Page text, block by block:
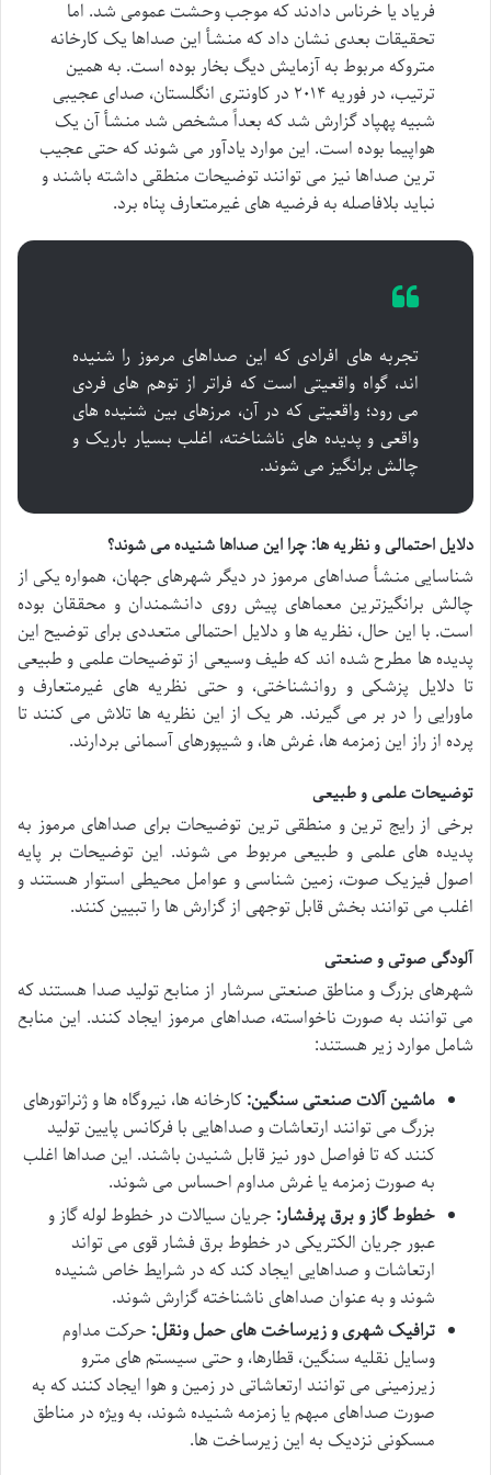
فریاد یا خرناس دادند که موجب وحشت عمومی شد. اما
تحقیقات بعدی نشان داد که منشأ این صداها یک کارخانه
متروکه مربوط به آزمایش دیگ بخار بوده است. به همین
ترتیب، در فوریه ۲۰۱۴ در کاونتری انگلستان، صدای عجیبی
شبیه پهپاد گزارش شد که بعداً مشخص شد منشأ آن یک
هواپیما بوده است. این موارد یادآور می شوند که حتی عجیب
ترین صداها نیز می توانند توضیحات منطقی داشته باشند و
نباید بلافاصله به فرضیه های غیرمتعارف پناه برد.
تجربه های افرادی که این صداهای مرموز را شنیده
اند، گواه واقعیتی است که فراتر از توهم های فردی
می رود؛ واقعیتی که در آن، مرزهای بین شنیده های
واقعی و پدیده های ناشناخته، اغلب بسیار باریک و
چالش برانگیز می شوند.
دلایل احتمالی و نظریه ها: چرا این صداها شنیده می شوند؟
شناسایی منشأ صداهای مرموز در دیگر شهرهای جهان، همواره یکی از
چالش برانگیزترین معماهای پیش روی دانشمندان و محققان بوده
است. با این حال، نظریه ها و دلایل احتمالی متعددی برای توضیح این
پدیده ها مطرح شده اند که طیف وسیعی از توضیحات علمی و طبیعی
تا دلایل پزشکی و روانشناختی، و حتی نظریه های غیرمتعارف و
ماورایی را در بر می گیرند. هر یک از این نظریه ها تلاش می کنند تا
پرده از راز این زمزمه ها، غرش ها، و شیپورهای آسمانی بردارند.
توضیحات علمی و طبیعی
برخی از رایج ترین و منطقی ترین توضیحات برای صداهای مرموز به
پدیده های علمی و طبیعی مربوط می شوند. این توضیحات بر پایه
اصول فیزیک صوت، زمین شناسی و عوامل محیطی استوار هستند و
اغلب می توانند بخش قابل توجهی از گزارش ها را تبیین کنند.
آلودگی صوتی و صنعتی
شهرهای بزرگ و مناطق صنعتی سرشار از منابع تولید صدا هستند که
می توانند به صورت ناخواسته، صداهای مرموز ایجاد کنند. این منابع
شامل موارد زیر هستند:
ماشین آلات صنعتی سنگین:کارخانه ها، نیروگاه ها و ژنراتورهای
بزرگ می توانند ارتعاشات و صداهایی با فرکانس پایین تولید
کنند که تا فواصل دور نیز قابل شنیدن باشند. این صداها اغلب
به صورت زمزمه یا غرش مداوم احساس می شوند.
خطوط گاز و برق پرفشار: جریان سیالات در خطوط لوله گاز و
عبور جریان الکتریکی در خطوط برق فشار قوی می تواند
ارتعاشات و صداهایی ایجاد کند که در شرایط خاص شنیده
شوند و به عنوان صداهای ناشناخته گزارش شوند.
ترافیک شهری و زیرساخت های حمل ونقل: حرکت مداوم
وسایل نقلیه سنگین، قطارها، و حتی سیستم های مترو
زیرزمینی می توانند ارتعاشاتی در زمین و هوا ایجاد کنند که به
صورت صداهای مبهم یا زمزمه شنیده شوند، به ویژه در مناطق
مسکونی نزدیک به این زیرساخت ها.